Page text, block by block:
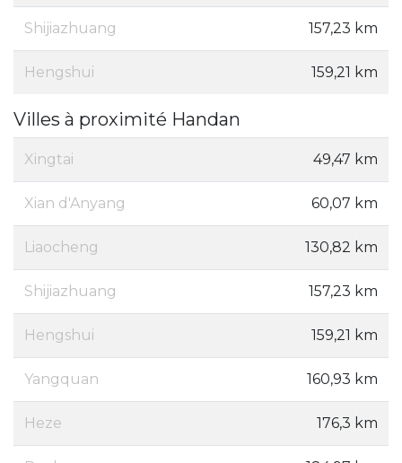
Shijiazhuang 157,23 km
Hengshui 159,21 km
Villes à proximité Handan
Xingtai 49,47 km
Xian d'Anyang 60,07 km
Liaocheng 130,82 km
Shijiazhuang 157,23 km
Hengshui 159,21 km
Yangquan 160,93 km
Heze 176,3 km